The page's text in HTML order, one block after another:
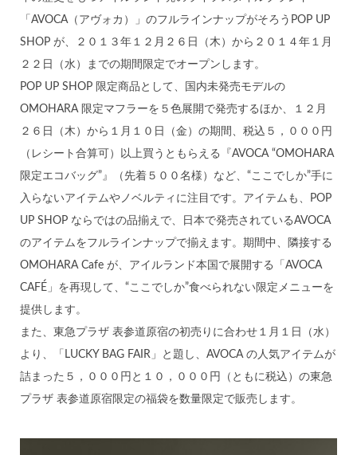
「AVOCA（アヴォカ）」のフルラインナップがそろうPOP UP
SHOP が、２０１３年１２月２６日（木）から２０１４年１月
２２日（水）までの期間限定でオープンします。
POP UP SHOP 限定商品として、国内未発売モデルの
OMOHARA 限定マフラーを５色展開で発売するほか、１２月
２６日（木）から１月１０日（金）の期間、税込５，０００円
（レシート合算可）以上買うともらえる『AVOCA “OMOHARA
限定エコバッグ”』（先着５００名様）など、“ここでしか”手に
入らないアイテムやノベルティに注目です。アイテムも、POP
UP SHOP ならではの品揃えで、日本で発売されているAVOCA
のアイテムをフルラインナップで揃えます。期間中、隣接する
OMOHARA Cafe が、アイルランド本国で展開する「AVOCA
CAFÉ」を再現して、“ここでしか”食べられない限定メニューを
提供します。
また、東急プラザ 表参道原宿の初売りに合わせ１月１日（水）
より、「LUCKY BAG FAIR」と題し、AVOCA の人気アイテムが
詰まった５，０００円と１０，０００円（ともに税込）の東急
プラザ 表参道原宿限定の福袋を数量限定で販売します。